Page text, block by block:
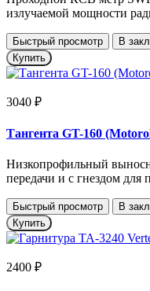
излучаемой мощности
Быстрый просмотр В
Купить
3040 ₽
Тангента GT-160
Низкопрофильный
передачи и с гнездом
Быстрый просмотр В
Купить
2400 ₽